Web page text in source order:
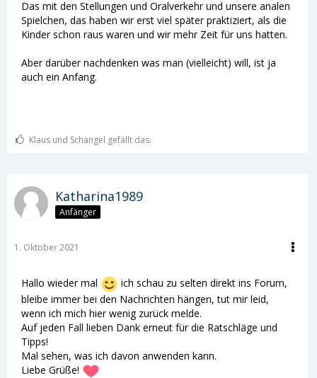
Das mit den Stellungen und Oralverkehr und unsere analen
Spielchen, das haben wir erst viel später praktiziert, als die
Kinder schon raus waren und wir mehr Zeit für uns hatten.
Aber darüber nachdenken was man (vielleicht) will, ist ja
auch ein Anfang.
Klaus und Schangel gefällt das.
Katharina1989
Anfänger
1. Oktober 2021
Hallo wieder mal
ich schau zu selten direkt ins Forum,
bleibe immer bei den Nachrichten hängen, tut mir leid,
wenn ich mich hier wenig zurück melde.
Auf jeden Fall lieben Dank erneut für die Ratschläge und
Tipps!
Mal sehen, was ich davon anwenden kann.
Liebe Grüße!